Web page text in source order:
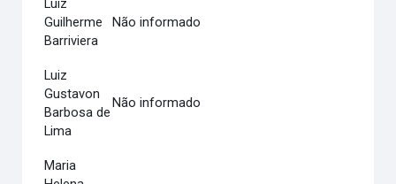
Luiz
Guilherme
Barriviera
Não informado
Luiz
Gustavon
Barbosa de
Lima
Não informado
Maria